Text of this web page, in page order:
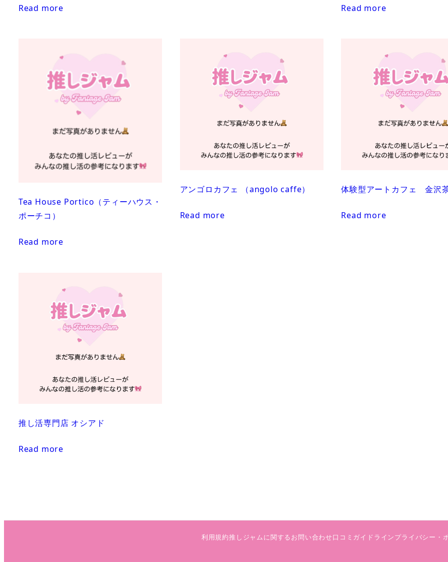
Read more Read more
Tea House Portico（ティーハウス・
ポーチコ）
Read more
アンゴロカフェ （angolo caffe）
Read more
体験型アートカフェ 金沢
Read more
推し活専門店 オシアド
Read more
利用規約推しジャムに関するお問い合わせ口コミガイドラインプライバシー・